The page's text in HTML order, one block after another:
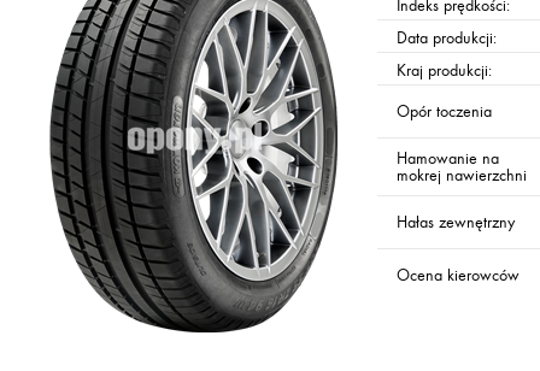
Indeks prędkości:
Data produkcji:
Kraj produkcji:
Opór toczenia
Hamowanie na
mokrej nawierzchni
Hałas zewnętrzny
Ocena kierowców